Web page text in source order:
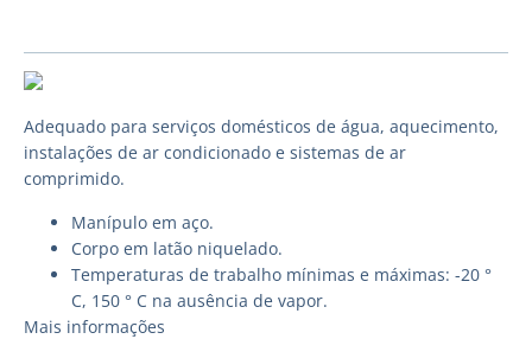
Adequado para serviços domésticos de água, aquecimento,
instalações de ar condicionado e sistemas de ar
comprimido.
Manípulo em aço.
Corpo em latão niquelado.
Temperaturas de trabalho mínimas e máximas: -20 °
C, 150 ° C na ausência de vapor.
Mais informações